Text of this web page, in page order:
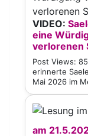
VIDEO:
eine
verlorenen
Post Views:
erinnerte
Mai 2026 im
am